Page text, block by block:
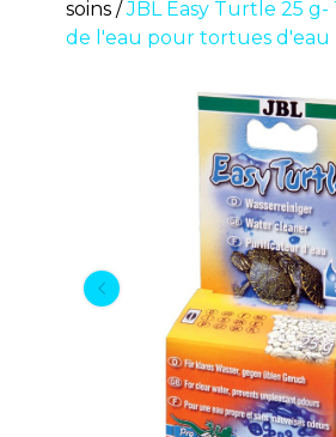
soins
JBL Easy Turtle 25
de l'eau pour tortues d'eau